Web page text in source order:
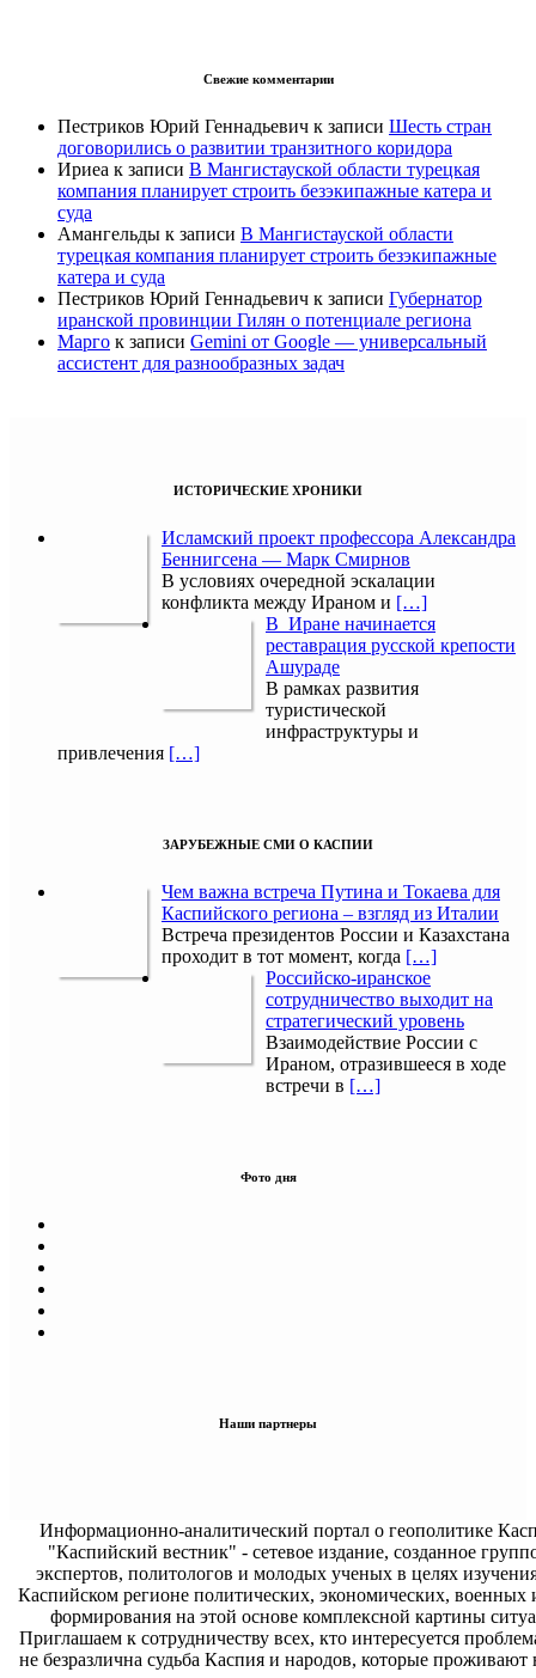
Свежие комментарии
Пестриков Юрий Геннадьевич к записи Шесть стран
договорились о развитии транзитного коридора
Ириеа к записи В Мангистауской области турецкая
компания планирует строить безэкипажные катера и
суда
Амангельды к записи В Мангистауской области
турецкая компания планирует строить безэкипажные
катера и суда
Пестриков Юрий Геннадьевич к записи Губернатор
иранской провинции Гилян о потенциале региона
Марго к записи Gemini от Google — универсальный
ассистент для разнообразных задач
ИСТОРИЧЕСКИЕ ХРОНИКИ
Исламский проект профессора Александра
Беннигсена — Марк Смирнов
В условиях очередной эскалации
конфликта между Ираном и […]
В Иране начинается
реставрация русской крепости
Ашураде
В рамках развития
туристической
инфраструктуры и
привлечения […]
ЗАРУБЕЖНЫЕ СМИ О КАСПИИ
Чем важна встреча Путина и Токаева для
Каспийского региона – взгляд из Италии
Встреча президентов России и Казахстана
проходит в тот момент, когда […]
Российско-иранское
сотрудничество выходит на
стратегический уровень
Взаимодействие России с
Ираном, отразившееся в ходе
встречи в […]
Фото дня
Наши партнеры
Информационно-аналитический портал о геополитике
"Каспийский вестник" - сетевое издание, созданное
экспертов, политологов и молодых ученых в целях
Каспийском регионе политических, экономических, военных
формирования на этой основе комплексной картины
Приглашаем к сотрудничеству всех, кто интересуется
не безразлична судьба Каспия и народов, которые проживают